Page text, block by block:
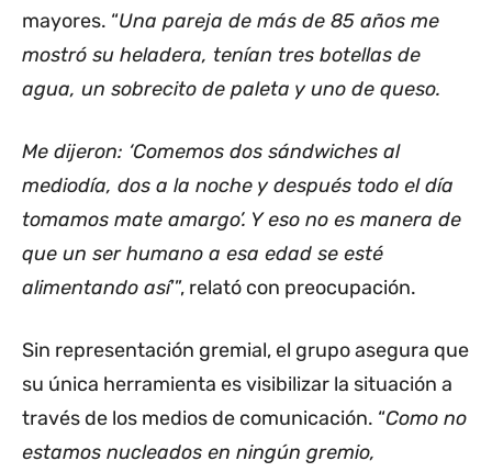
mayores. “Una pareja de más de 85 años me
mostró su heladera, tenían tres botellas de
agua, un sobrecito de paleta y uno de queso.
Me dijeron: ‘Comemos dos sándwiches al
mediodía, dos a la noche y después todo el día
tomamos mate amargo’. Y eso no es manera de
que un ser humano a esa edad se esté
alimentando así’”, relató con preocupación.
Sin representación gremial, el grupo asegura que
su única herramienta es visibilizar la situación a
través de los medios de comunicación. “Como no
estamos nucleados en ningún gremio,